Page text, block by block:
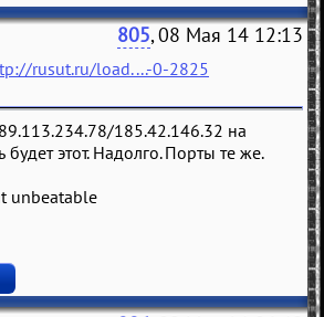
805, 08 Мая 14 12:13
rusut.ru/load....-0-2825
185.42.146.32 на
будет этот. Надолго. Порты те же.
unbeatable